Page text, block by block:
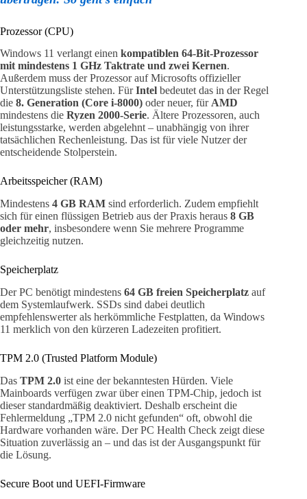
Prozessor (CPU)
Windows 11 verlangt einen kompatiblen 64-Bit-Prozessor
mit mindestens 1 GHz Taktrate und zwei Kernen.
Außerdem muss der Prozessor auf Microsofts offizieller
Unterstützungsliste stehen. FürIntel bedeutet das in der Regel
die 8. Generation (Core i-8000) oder neuer, für AMD
mindestens die Ryzen 2000-Serie. Ältere Prozessoren, auch
leistungsstarke, werden abgelehnt – unabhängig von ihrer
tatsächlichen Rechenleistung. Das ist für viele Nutzer der
entscheidende Stolperstein.
Arbeitsspeicher (RAM)
Mindestens 4 GB RAM sind erforderlich. Zudem empfiehlt
sich für einen flüssigen Betrieb aus der Praxis heraus 8 GB
oder mehr, insbesondere wenn Sie mehrere Programme
gleichzeitig nutzen.
Speicherplatz
Der PC benötigt mindestens 64 GB freien Speicherplatz auf
dem Systemlaufwerk. SSDs sind dabei deutlich
empfehlenswerter als herkömmliche Festplatten, da Windows
11 merklich von den kürzeren Ladezeiten profitiert.
TPM 2.0 (Trusted Platform Module)
Das TPM 2.0 ist eine der bekanntesten Hürden. Viele
Mainboards verfügen zwar über einen TPM-Chip, jedoch ist
dieser standardmäßig deaktiviert. Deshalb erscheint die
Fehlermeldung „TPM 2.0 nicht gefunden“ oft, obwohl die
Hardware vorhanden wäre. Der PC Health Check zeigt diese
Situation zuverlässig an – und das ist der Ausgangspunkt für
die Lösung.
Secure Boot und UEFI-Firmware